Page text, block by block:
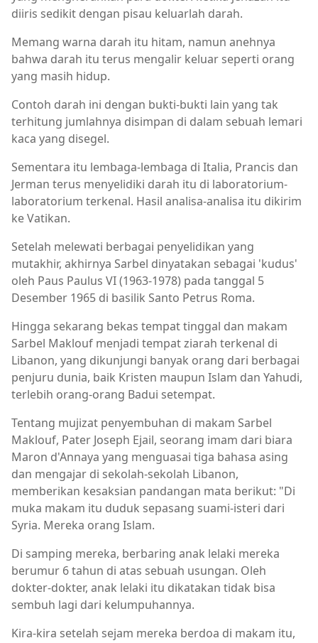
diiris sedikit dengan pisau keluarlah darah.
Memang warna darah itu hitam, namun anehnya
bahwa darah itu terus mengalir keluar seperti orang
yang masih hidup.
Contoh darah ini dengan bukti-bukti lain yang tak
terhitung jumlahnya disimpan di dalam sebuah lemari
kaca yang disegel.
Sementara itu lembaga-lembaga di Italia, Prancis dan
Jerman terus menyelidiki darah itu di laboratorium-
laboratorium terkenal. Hasil analisa-analisa itu dikirim
ke Vatikan.
Setelah melewati berbagai penyelidikan yang
mutakhir, akhirnya Sarbel dinyatakan sebagai 'kudus'
oleh Paus Paulus VI (1963-1978) pada tanggal 5
Desember 1965 di basilik Santo Petrus Roma.
Hingga sekarang bekas tempat tinggal dan makam
Sarbel Maklouf menjadi tempat ziarah terkenal di
Libanon, yang dikunjungi banyak orang dari berbagai
penjuru dunia, baik Kristen maupun Islam dan Yahudi,
terlebih orang-orang Badui setempat.
Tentang mujizat penyembuhan di makam Sarbel
Maklouf, Pater Joseph Ejail, seorang imam dari biara
Maron d'Annaya yang menguasai tiga bahasa asing
dan mengajar di sekolah-sekolah Libanon,
memberikan kesaksian pandangan mata berikut: "Di
muka makam itu duduk sepasang suami-isteri dari
Syria. Mereka orang Islam.
Di samping mereka, berbaring anak lelaki mereka
berumur 6 tahun di atas sebuah usungan. Oleh
dokter-dokter, anak lelaki itu dikatakan tidak bisa
sembuh lagi dari kelumpuhannya.
Kira-kira setelah sejam mereka berdoa di makam itu,